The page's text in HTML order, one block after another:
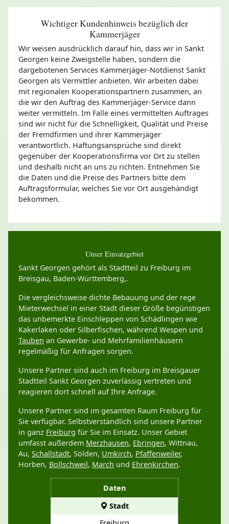
Wichtiger Kundenhinweis bezüglich der
Kammerjäger
Wir weisen ausdrücklich darauf hin, dass wir in Sankt
Georgen keine Zweigstelle haben, sondern die
dargebotenen Services Kammerjäger-Notdienst Sankt
Georgen als Vermittler anbieten. Wir arbeiten dabei
mit regionalen Kooperationspartnern zusammen, an
die wir den Auftrag des Kammerjäger-Service dann
weiter vermitteln. Im Falle eines vermittelten Auftrages
sind wir nicht für die Schnelligkeit, Qualität und Preise
der Fremdfirmen und ihrer Kammerjäger
verantwortlich. Haftungsansprüche sind direkt
gegenüber der Kooperationsfirma vor Ort zu stellen
und deshalb nicht an uns zu richten. Entnehmen Sie
die Daten und die Preise des Partners bitte dem
Auftragsformular, welches Sie vor Ort ausgehändigt
bekommen.
Unser Einsatzgebiet
Daten
Stadt
Sankt Georgen gehört als Stadtteil zu Freiburg im
Breisgau, Baden-Württemberg,.
Die vergleichsweise dichte Bebauung und der rege
Mieterwechsel in einer Stadt dieser Größe begünstigen
das unbemerkte Einschleppen von Schädlingen wie
Kakerlaken oder Silberfischen, während Wespen und
Tauben an Gewerbe- und Mehrfamilienhäusern
regelmäßig für Anfragen sorgen.
Unsere Partner sind auch im Freiburg im Breisgauer
Stadtteil Sankt Georgen zuverlässig vertreten und
reagieren dort schnell auf Ihre Anfrage.
Unsere Partner sind im gesamten Raum Freiburg für
Sie verfügbar. Selbstverständlich sind unsere Partner
in ganz Freiburg für Sie im Einsatz. Unser Gebiet
umfasst außerdem Merzhausen, Ebringen, Wittnau,
Au, Schallstadt, Sölden, Umkirch, Pfaffenweiler,
Horben, Bollschweil, March und Ehrenkirchen.